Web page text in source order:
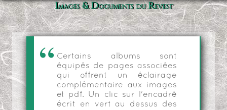
Images & Documents du Revest
Certains albums sont
équipés de pages associées
qui offrent un éclairage
complémentaire aux images
et pdf. Un clic sur l'encadré
écrit en vert au dessus des